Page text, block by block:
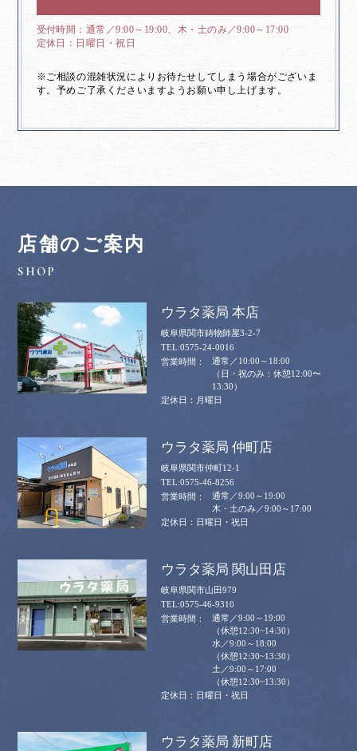
通常／9:00～19:00、木・土のみ／9:00～17:00
日曜日・祝日
※ご相談の混雑状況によりお待たせしてしまう場合がございま
す。予めご了承くださいますようお願い申し上げます。
店舗のご案内
ウラタ薬局 本店
岐阜県関市鋳物師屋3-2-7
0575-24-0016
通常／10:00～18:00
（日・祝のみ：休憩12:00〜
13:30）
月曜日
ウラタ薬局 仲町店
岐阜県関市仲町12-1
0575-46-8256
通常／9:00～19:00
木・土のみ／9:00～17:00
日曜日・祝日
ウラタ薬局 関山田店
岐阜県関市山田979
0575-46-9310
通常／9:00～19:00
（休憩12:30~14:30）
水／9:00～18:00
（休憩12:30~13:30）
土／9:00～17:00
（休憩12:30~13:30）
日曜日・祝日
ウラタ薬局 新町店